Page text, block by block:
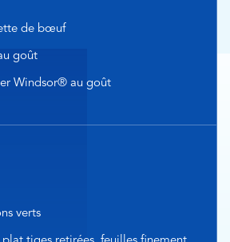
de bœuf
goût
Windsor® au goût
verts